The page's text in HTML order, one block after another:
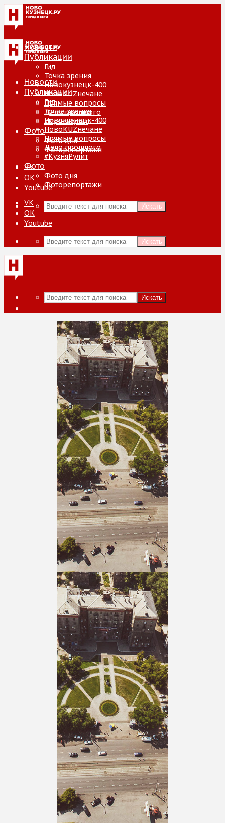
Новости
Публикации
Гид
Точка зрения
Новокузнецк-400
НовоKUZнечане
Прямые вопросы
Дело прошлого
#КузняРулит
Фото
Фото дня
Фоторепортажи
VK
ОК
Youtube
Искать
Новости
Публикации
Гид
Точка зрения
Новокузнецк-400
НовоKUZнечане
Прямые вопросы
Дело прошлого
#КузняРулит
Фото
Фото дня
Фоторепортажи
VK
ОК
Youtube
Искать
Искать